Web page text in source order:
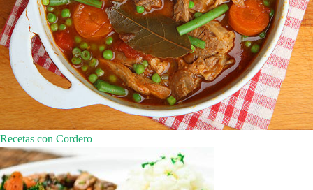
Recetas con Cordero